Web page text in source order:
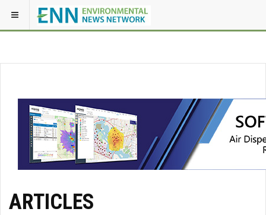
ARTICLES